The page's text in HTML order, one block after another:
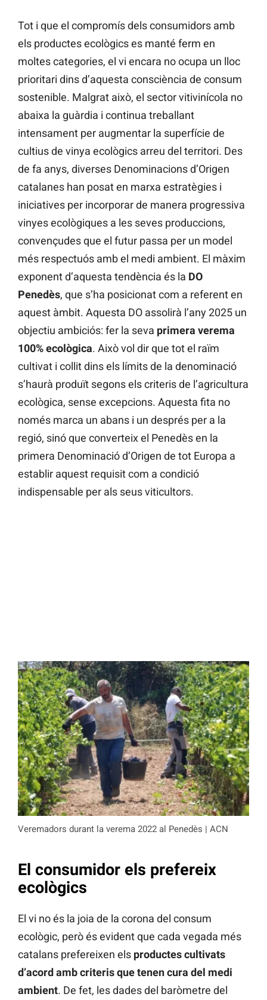
Tot i que el compromís dels consumidors amb
els productes ecològics es manté ferm en
moltes categories, el vi encara no ocupa un lloc
prioritari dins d’aquesta consciència de consum
sostenible. Malgrat això, el sector vitivinícola no
abaixa la guàrdia i continua treballant
intensament per augmentar la superfície de
cultius de vinya ecològics arreu del territori. Des
de fa anys, diverses Denominacions d’Origen
catalanes han posat en marxa estratègies i
iniciatives per incorporar de manera progressiva
vinyes ecològiques a les seves produccions,
convençudes que el futur passa per un model
més respectuós amb el medi ambient. El màxim
exponent d’aquesta tendència és la DO
Penedès, que s’ha posicionat com a referent en
aquest àmbit. Aquesta DO assolirà l’any 2025 un
objectiu ambiciós: fer la seva primera verema
100% ecològica. Això vol dir que tot el raïm
cultivat i collit dins els límits de la denominació
s’haurà produït segons els criteris de l’agricultura
ecològica, sense excepcions. Aquesta fita no
només marca un abans i un després per a la
regió, sinó que converteix el Penedès en la
primera Denominació d’Origen de tot Europa a
establir aquest requisit com a condició
indispensable per als seus viticultors.
Veremadors durant la verema 2022 al Penedès | ACN
El consumidor els prefereix
ecològics
El vi no és la joia de la corona del consum
ecològic, però és evident que cada vegada més
catalans prefereixen els productes cultivats
d’acord amb criteris que tenen cura del medi
ambient. De fet, les dades del baròmetre del